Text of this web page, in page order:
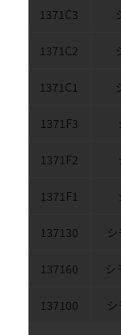
1371C3
1371C2
1371C1
1371F3
1371F2
1371F1
137130
137160 シ
137100